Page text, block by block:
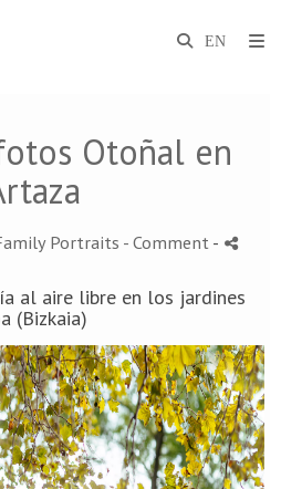
Otoñal en
Portraits - Comment -
al aire libre en los jardines
(Bizkaia)